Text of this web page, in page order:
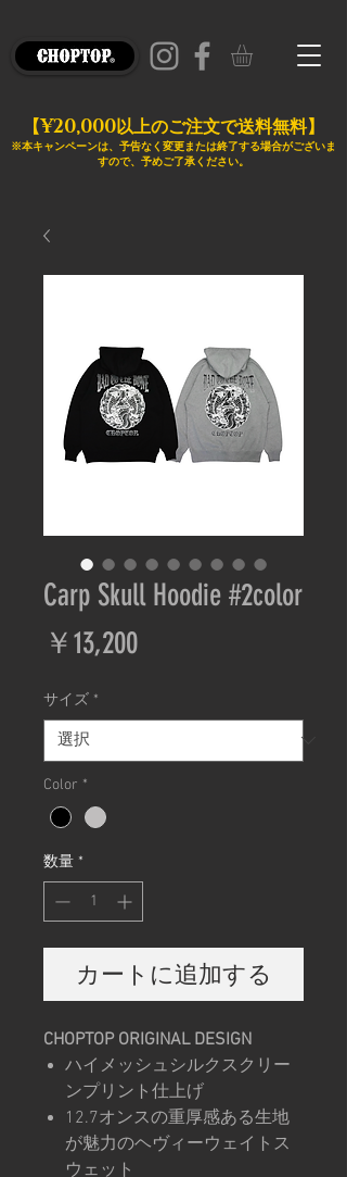
【¥20,000以上のご注文で送料無料】
※本キャンペーンは、予告なく変更または終了する場合がございま
すので、予めご了承ください。
Carp Skull Hoodie #2color
￥13,200価
サイズ *
Color *
数量 *
カートに追加する
CHOPTOP ORIGINAL DESIGN
ハイメッシュシルクスクリー
ンプリント仕上げ
12.7オンスの重厚感ある生地
が魅力のヘヴィーウェイトス
ウェット